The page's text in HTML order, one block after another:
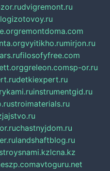
dvigremont.ru
remontdoma.com
vyitikho.rumirjon.ru
filosofyfree.com
greleon.comsp-or.ru
detkiexpert.ru
instrumentgid.ru
stroimaterials.ru
chastnyjdom.ru
landshaftblog.ru
stroysnami.kzlcna.kz
avtoguru.net